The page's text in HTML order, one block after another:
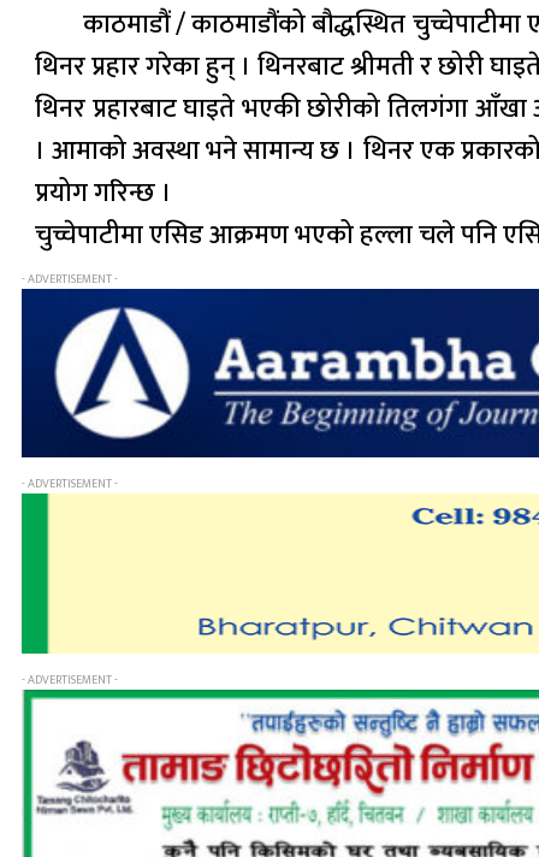
काठमाडौं / काठमाडौंको बौद्धस्थित चुच्चेपाटीमा
थिनर प्रहार गरेका हुन् । थिनरबाट श्रीमती र छोरी
थिनर प्रहारबाट घाइते भएकी छोरीको तिलगंगा
। आमाको अवस्था भने सामान्य छ । थिनर एक
प्रयोग गरिन्छ ।
चुच्चेपाटीमा एसिड आक्रमण भएको हल्ला चले पनि
- ADVERTISEMENT -
- ADVERTISEMENT -
- ADVERTISEMENT -